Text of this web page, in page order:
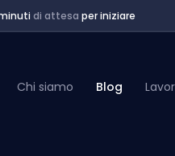
di attesa per iniziare
Chi siamo Blog